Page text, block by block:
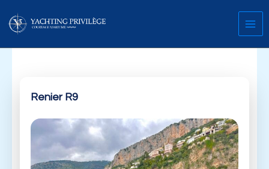
contenu
Renier R9